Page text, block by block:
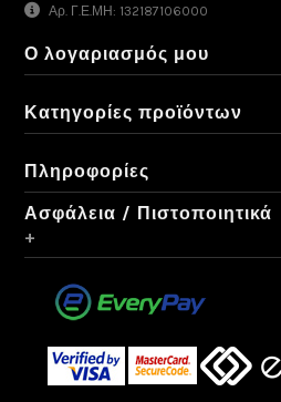
Αρ. Γ.Ε.ΜΗ: 132187106000
Ο λογαριασμός μου
Κατηγορίες προϊόντων
Πληροφορίες
Ασφάλεια / Πιστοποιητικά
+